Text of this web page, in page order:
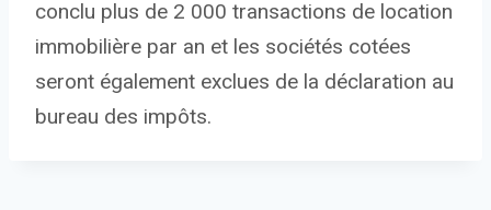
conclu plus de 2 000 transactions de location
immobilière par an et les sociétés cotées
seront également exclues de la déclaration au
bureau des impôts.